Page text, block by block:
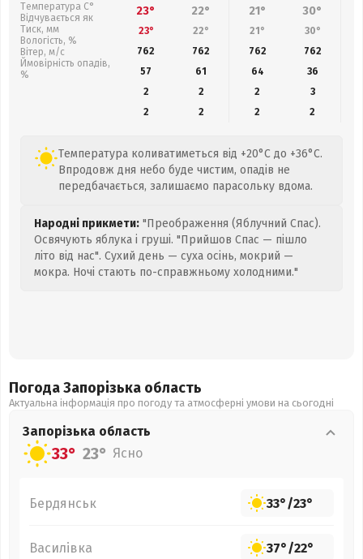
Температура С°
Відчувається як
Тиск, мм
Вологість, %
Вітер, м/с
Ймовірність опадів,
%
23° 22° 21° 30°
23° 22° 21° 30°
762
762 762 762
57
61 64 36
2
2 2
3
2
2 2 2
Температура коливатиметься від +20°C до +36°C.
Впродовж дня небо буде чистим, опадів не
передбачається, залишаємо парасольку вдома.
Народні прикмети: "Преображення (Яблучний Спас).
Освячують яблука і груші. "Прийшов Спас — пішло
літо від нас". Сухий день — суха осінь, мокрий —
мокра. Ночі стають по-справжньому холодними."
Погода Запорізька область
Актуальна інформація про погоду та атмосферні умови на сьогодні
Запорізька область
33° 23° Ясно
Бердянськ 33°/23°
Василівка 37°/22°